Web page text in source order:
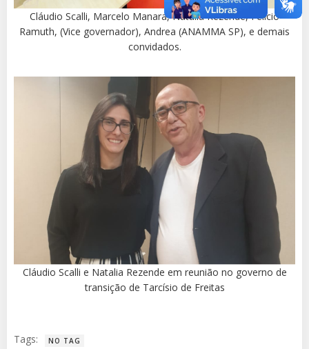
Cláudio Scalli, Marcelo Manara, Natalia Rezende, Felicio
Ramuth, (Vice governador), Andrea (ANAMMA SP), e demais
convidados.
Cláudio Scalli e Natalia Rezende em reunião no governo de
transição de Tarcísio de Freitas
Tags: NO TAG